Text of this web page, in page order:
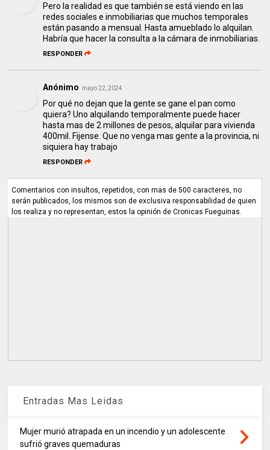
Pero la realidad es que también se está viendo en las
redes sociales e inmobiliarias que muchos temporales
están pasando a mensual. Hasta amueblado lo alquilan.
Habría que hacer la consulta a la cámara de inmobiliarias.
RESPONDER
Anónimo mayo 22, 2024
Por qué no dejan que la gente se gane el pan como
quiera? Uno alquilando temporalmente puede hacer
hasta mas de 2 millones de pesos, alquilar para vivienda
400mil. Fijense. Que no venga mas gente a la provincia, ni
siquiera hay trabajo
RESPONDER
Comentarios con insultos, repetidos, con mas de 500 caracteres, no
serán publicados, los mismos son de exclusiva responsabilidad de quien
los realiza y no representan, estos la opinión de Cronicas Fueguinas.
Entradas Mas Leidas
Mujer murió atrapada en un incendio y un adolescente
sufrió graves quemaduras